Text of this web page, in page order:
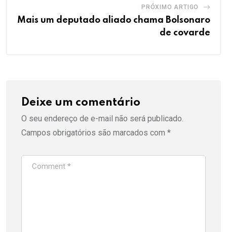
PRÓXIMO ARTIGO
Mais um deputado aliado chama Bolsonaro
de covarde
Deixe um comentário
O seu endereço de e-mail não será publicado.
Campos obrigatórios são marcados com *